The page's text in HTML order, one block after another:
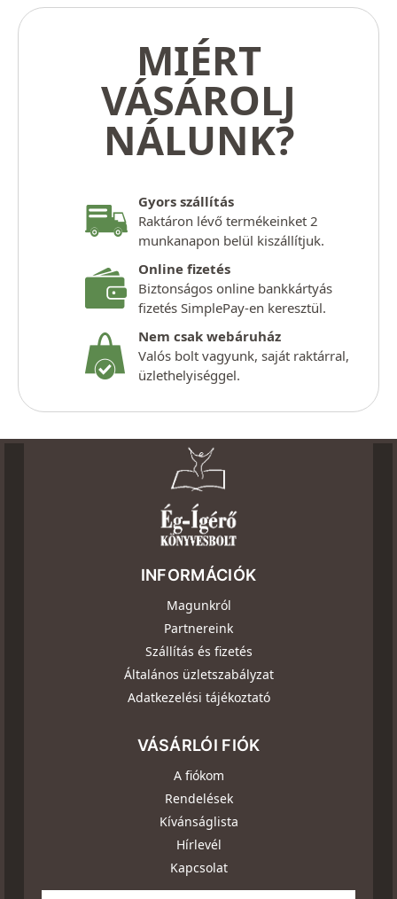
MIÉRT
VÁSÁROLJ
NÁLUNK?
Gyors szállítás
Raktáron lévő termékeinket 2
munkanapon belül kiszállítjuk.
Online fizetés
Biztonságos online bankkártyás
fizetés SimplePay-en keresztül.
Nem csak webáruház
Valós bolt vagyunk, saját raktárral,
üzlethelyiséggel.
INFORMÁCIÓK
Magunkról
Partnereink
Szállítás és fizetés
Általános üzletszabályzat
Adatkezelési tájékoztató
VÁSÁRLÓI FIÓK
A fiókom
Rendelések
Kívánságlista
Hírlevél
Kapcsolat